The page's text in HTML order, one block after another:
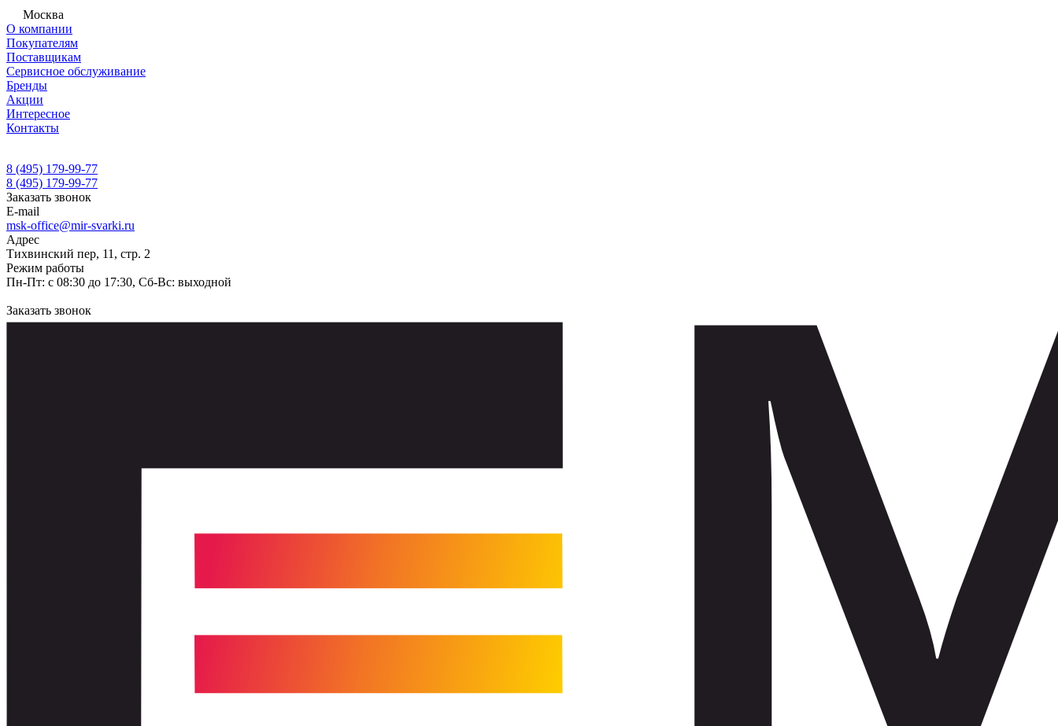
Москва
О компании
Покупателям
Поставщикам
Сервисное обслуживание
Бренды
Акции
Интересное
Контакты
8 (495) 179-99-77
8 (495) 179-99-77
Заказать звонок
E-mail
msk-office@mir-svarki.ru
Адрес
Тихвинский пер, 11, стр. 2
Режим работы
Пн-Пт: с 08:30 до 17:30, Сб-Вс: выходной
Заказать звонок